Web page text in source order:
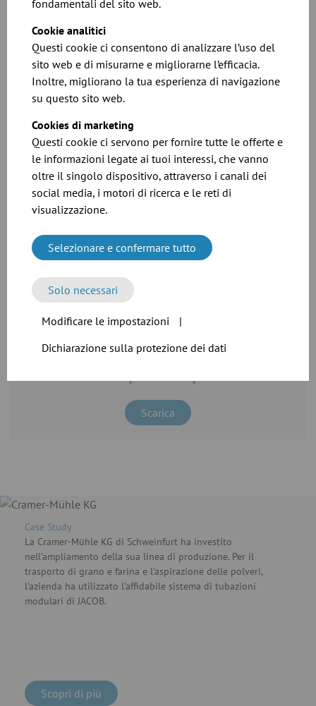
fondamentali del sito web.
Cookie analitici
Questi cookie ci consentono di analizzare l’uso del
sito web e di misurarne e migliorarne l’efficacia.
Inoltre, migliorano la tua esperienza di navigazione
su questo sito web.
Cookies di marketing
Questi cookie ci servono per fornire tutte le offerte e
le informazioni legate ai tuoi interessi, che vanno
oltre il singolo dispositivo, attraverso i canali dei
social media, i motori di ricerca e le reti di
visualizzazione.
Selezionare e confermare tutto
Solo necessari
Modificare le impostazioni
|
Dichiarazione sulla protezione dei dati
Schede dimensionali per le nostra gamma di
curve
Scarica
Case Study
La Cramer-Mühle KG di Schweinfurt ha investito
nell'ampliamento della sua linea di produzione. Per il
trasporto di grano e farina e l'aspirazione delle polveri,
l'azienda ha utilizzato l'affidabile sistema di tubazioni
modulari di JACOB.
Scopri di più